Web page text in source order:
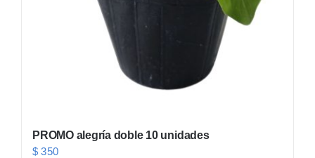
PROMO alegría doble 10 unidades
$ 350